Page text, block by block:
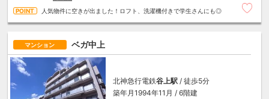
人気物件に空きが出ました！ロフト、洗濯機付きで学生さんにも◎
マンション ベガ中上
北神急行電鉄谷上駅/ 徒歩5分
築年月1994年11月 / 6階建